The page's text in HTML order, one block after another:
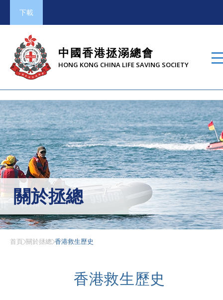
下載
中國香港拯溺總會
HONG KONG CHINA LIFE SAVING SOCIETY
關於拯總
首頁 關於拯總 香港救生歷史
香港救生歷史